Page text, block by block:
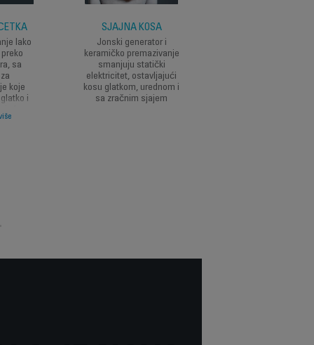
lako
sa
koje
i
kose
SJAJNA KOSA
Jonski generator i
keramičko premazivanje
smanjuju statički
elektricitet, ostavljajući
kosu glatkom, urednom i
sa zračnim sjajem